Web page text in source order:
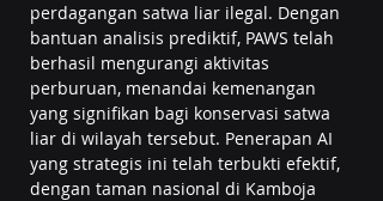
perdagangan satwa liar ilegal. Dengan
bantuan analisis prediktif, PAWS telah
berhasil mengurangi aktivitas
perburuan, menandai kemenangan
yang signifikan bagi konservasi satwa
liar di wilayah tersebut. Penerapan AI
yang strategis ini telah terbukti efektif,
dengan taman nasional di Kamboja